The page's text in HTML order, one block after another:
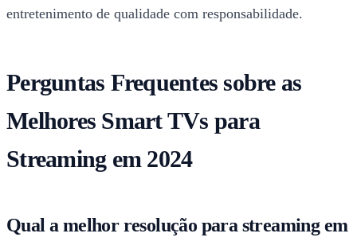
entretenimento de qualidade com responsabilidade.
Perguntas Frequentes sobre as
Melhores Smart TVs para
Streaming em 2024
Qual a melhor resolução para streaming em